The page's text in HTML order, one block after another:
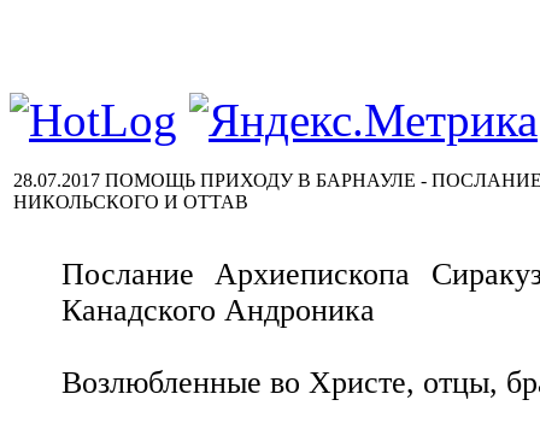
28.07.2017 ПОМОЩЬ ПРИХОДУ В БАРНАУЛЕ -
НИКОЛЬСКОГО И ОТТАВ
Послание Архиепископа
Канадского Андроника
Возлюбленные во Христе, отцы,